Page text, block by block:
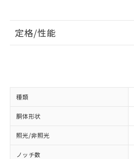
定格/性能
種類
胴体形状
照光/非照光
ノッチ数